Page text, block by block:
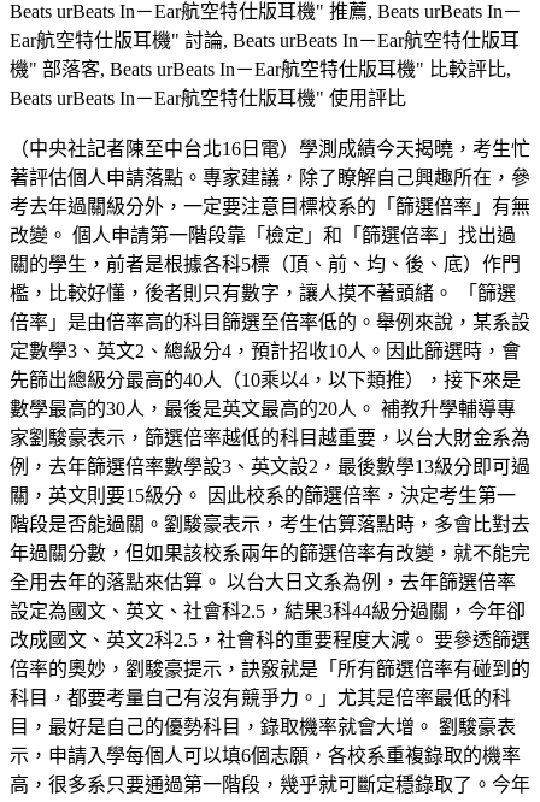
Beats urBeats In－Ear航空特仕版耳機" 推薦, Beats urBeats In－
Ear航空特仕版耳機" 討論, Beats urBeats In－Ear航空特仕版耳
機" 部落客, Beats urBeats In－Ear航空特仕版耳機" 比較評比,
Beats urBeats In－Ear航空特仕版耳機" 使用評比
（中央社記者陳至中台北16日電）學測成績今天揭曉，考生忙
著評估個人申請落點。專家建議，除了瞭解自己興趣所在，參
考去年過關級分外，一定要注意目標校系的「篩選倍率」有無
改變。 個人申請第一階段靠「檢定」和「篩選倍率」找出過
關的學生，前者是根據各科5標（頂、前、均、後、底）作門
檻，比較好懂，後者則只有數字，讓人摸不著頭緒。 「篩選
倍率」是由倍率高的科目篩選至倍率低的。舉例來說，某系設
定數學3、英文2、總級分4，預計招收10人。因此篩選時，會
先篩出總級分最高的40人（10乘以4，以下類推），接下來是
數學最高的30人，最後是英文最高的20人。 補教升學輔導專
家劉駿豪表示，篩選倍率越低的科目越重要，以台大財金系為
例，去年篩選倍率數學設3、英文設2，最後數學13級分即可過
關，英文則要15級分。 因此校系的篩選倍率，決定考生第一
階段是否能過關。劉駿豪表示，考生估算落點時，多會比對去
年過關分數，但如果該校系兩年的篩選倍率有改變，就不能完
全用去年的落點來估算。 以台大日文系為例，去年篩選倍率
設定為國文、英文、社會科2.5，結果3科44級分過關，今年卻
改成國文、英文2科2.5，社會科的重要程度大減。 要參透篩選
倍率的奧妙，劉駿豪提示，訣竅就是「所有篩選倍率有碰到的
科目，都要考量自己有沒有競爭力。」尤其是倍率最低的科
目，最好是自己的優勢科目，錄取機率就會大增。 劉駿豪表
示，申請入學每個人可以填6個志願，各校系重複錄取的機率
高，很多系只要通過第一階段，幾乎就可斷定穩錄取了。今年